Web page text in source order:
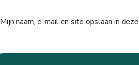
Mijn naam, e-mail en site opslaan in